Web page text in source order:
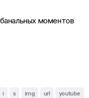
моментов
i s img url youtube